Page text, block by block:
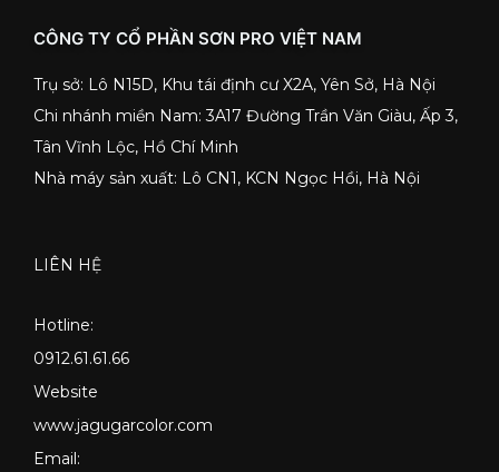
CÔNG TY CỔ PHẦN SƠN PRO VIỆT NAM
Trụ sở: Lô N15D, Khu tái định cư X2A, Yên Sở, Hà Nội
Chi nhánh miền Nam: 3A17 Đường Trần Văn Giàu, Ấp 3,
Tân Vĩnh Lộc, Hồ Chí Minh
Nhà máy sản xuất: Lô CN1, KCN Ngọc Hồi, Hà Nội
LIÊN HỆ
Hotline:
0912.61.61.66
Website
www.jagugarcolor.com
Email: